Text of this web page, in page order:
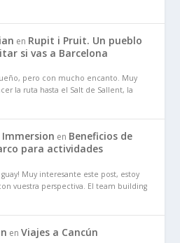
en Rupit i Pruit. Un pueblo
si vas a Barcelona
pero con mucho encanto. Muy
la ruta hasta el Salt de Sallent, la
Immersion en Beneficios de
para actividades
Muy interesante este post, estoy
vuestra perspectiva. El team building
enViajes a Cancún